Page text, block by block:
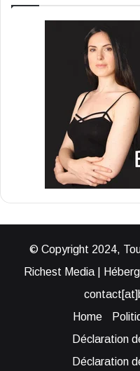
© Copyright 2024,
Richest Media |
Home
Déclaration
Déclaration